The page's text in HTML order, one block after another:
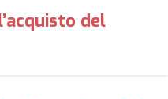
del